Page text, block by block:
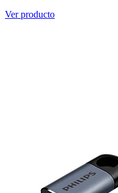
Ver producto